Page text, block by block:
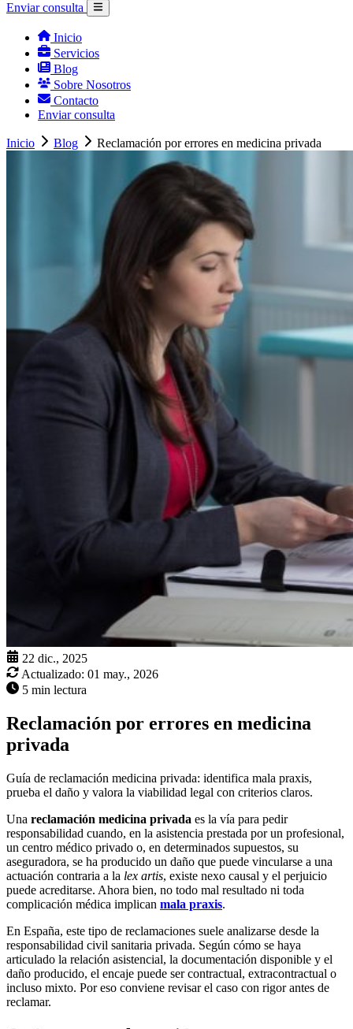
Enviar consulta
Inicio
Servicios
Blog
Sobre Nosotros
Contacto
Enviar consulta
Inicio Blog Reclamación por errores en medicina privada
22 dic., 2025
Actualizado: 01 may., 2026
5 min lectura
Reclamación por errores en medicina
privada
Guía de reclamación medicina privada: identifica mala praxis,
prueba el daño y valora la viabilidad legal con criterios claros.
Una reclamación medicina privada es la vía para pedir
responsabilidad cuando, en la asistencia prestada por un profesional,
un centro médico privado o, en determinados supuestos, su
aseguradora, se ha producido un daño que puede vincularse a una
actuación contraria a la lex artis, existe nexo causal y el perjuicio
puede acreditarse. Ahora bien, no todo mal resultado ni toda
complicación médica implican mala praxis.
En España, este tipo de reclamaciones suele analizarse desde la
responsabilidad civil sanitaria privada. Según cómo se haya
articulado la relación asistencial, la documentación disponible y el
daño producido, el encaje puede ser contractual, extracontractual o
incluso mixto. Por eso conviene revisar el caso con rigor antes de
reclamar.